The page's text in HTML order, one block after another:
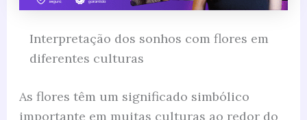
Interpretação dos sonhos com flores em
diferentes culturas
As flores têm um significado simbólico
importante em muitas culturas ao redor do